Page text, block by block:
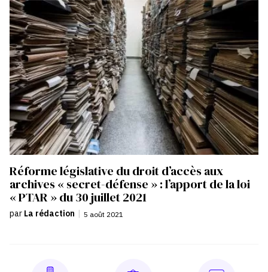
Réforme législative du droit d’accès aux
archives « secret-défense » : l’apport de la loi
« PTAR » du 30 juillet 2021
par La rédaction | 5 août 2021